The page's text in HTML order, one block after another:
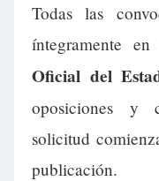
Todas las
íntegramente
Oficial del
oposiciones y
solicitud
publicación.